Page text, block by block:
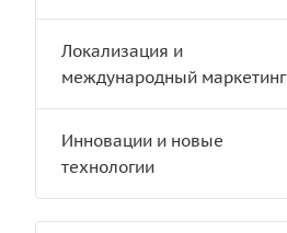
Локализация и
международный маркетинг
Инновации и новые
технологии